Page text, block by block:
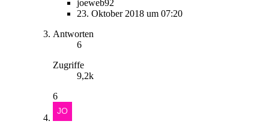
joeweb92
23. Oktober 2018 um 07:20
Antworten
6
Zugriffe
9,2k
6